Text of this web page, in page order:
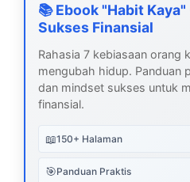
📚 Ebook "Habit
Sukses Finansial
Rahasia 7 kebiasaan orang
mengubah hidup. Panduan
dan mindset sukses untuk
finansial.
📖150+ Halaman
🎯Panduan Praktis